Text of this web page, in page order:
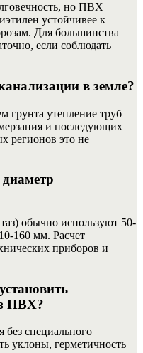
но ПВХ
устойчивее к
Для большинства
если соблюдать
в земле?
грунта утепление труб
и последующих
регионов это не
обычно используют 50-
160 мм. Расчет
приборов и
ПВХ?
специального
уклоны, герметичность